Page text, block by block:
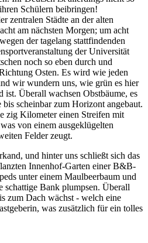
Schülern beibringen!
zentralen Städte an der alten
am nächsten Morgen; um acht
der tagelang stattfindenden
der Universität
noch so eben durch und
Osten. Es wird wie jeden
wir wundern uns, wie grün es hier
ist. Überall wachsen Obstbäume, es
scheinbar zum Horizont angebaut.
zig Kilometer einen Streifen mit
von einem ausgeklügelten
Felder zeugt.
und hinter uns schließt sich das
Innenhof-Garten einer B&B-
unter einem Maulbeerbaum und
schattige Bank plumpsen. Überall
zum Dach wächst - welch eine
was zusätzlich für ein tolles